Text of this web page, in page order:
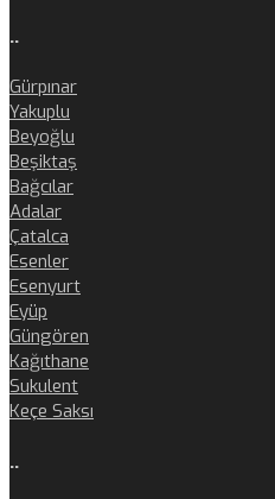
..
Gürpınar
Yakuplu
Beyoğlu
Beşiktaş
Bağcılar
Adalar
Çatalca
Esenler
Esenyurt
Eyüp
Güngören
Kağıthane
Sukulent
Keçe Saksı
..